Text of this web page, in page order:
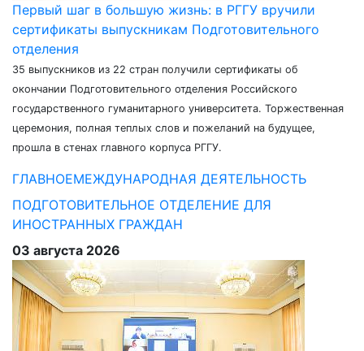
Первый шаг в большую жизнь: в РГГУ вручили
сертификаты выпускникам Подготовительного
отделения
35 выпускников из 22 стран получили сертификаты об
окончании Подготовительного отделения Российского
государственного гуманитарного университета. Торжественная
церемония, полная теплых слов и пожеланий на будущее,
прошла в стенах главного корпуса РГГУ.
ГЛАВНОЕМЕЖДУНАРОДНАЯ ДЕЯТЕЛЬНОСТЬ
ПОДГОТОВИТЕЛЬНОЕ ОТДЕЛЕНИЕ ДЛЯ
ИНОСТРАННЫХ ГРАЖДАН
03 августа 2026